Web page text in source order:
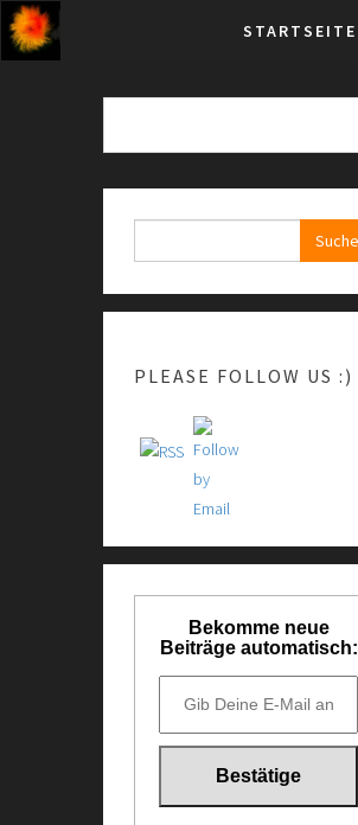
Skip
to
STARTSEITE
nach:
PLEASE FOLLOW US :)
Bekomme neue
Beiträge automatisch: